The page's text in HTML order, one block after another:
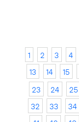
1 2 3 4
13
14 15
23
24 25
32
33 34